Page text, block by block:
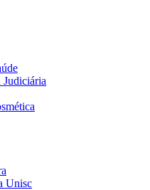
Judiciária
Unisc